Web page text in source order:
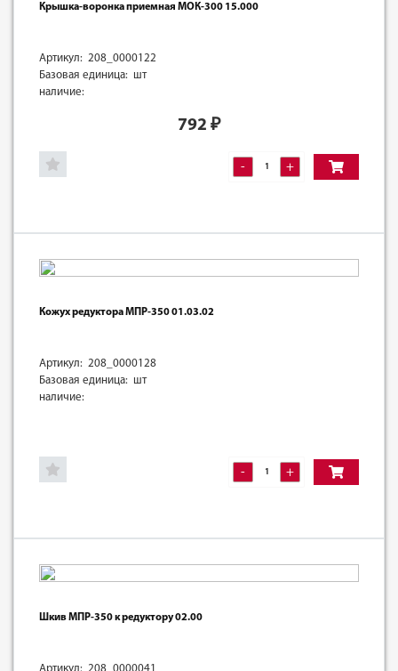
Крышка-воронка приемная МОК-300 15.000
Артикул: 208_0000122
Базовая единица: шт
наличие:
792 ₽
- +
Кожух редуктора МПР-350 01.03.02
Артикул: 208_0000128
Базовая единица: шт
наличие:
- +
Шкив МПР-350 к редуктору 02.00
Артикул: 208_0000041